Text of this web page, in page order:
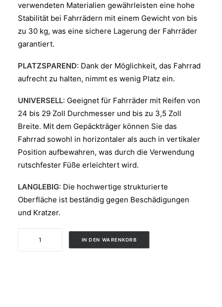
verwendeten Materialien gewährleisten eine hohe
Stabilität bei Fahrrädern mit einem Gewicht von bis
zu 30 kg, was eine sichere Lagerung der Fahrräder
garantiert.
PLATZSPAREND: Dank der Möglichkeit, das Fahrrad
aufrecht zu halten, nimmt es wenig Platz ein.
UNIVERSELL: Geeignet für Fahrräder mit Reifen von
24 bis 29 Zoll Durchmesser und bis zu 3,5 Zoll
Breite. Mit dem Gepäckträger können Sie das
Fahrrad sowohl in horizontaler als auch in vertikaler
Position aufbewahren, was durch die Verwendung
rutschfester Füße erleichtert wird.
LANGLEBIG: Die hochwertige strukturierte
Oberfläche ist beständig gegen Beschädigungen
und Kratzer.
IN DEN WARENKORB